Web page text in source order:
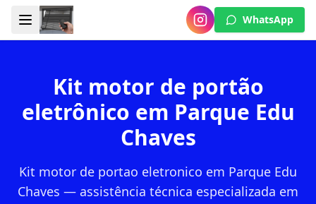
WhatsApp
Kit motor de portão
eletrônico em Parque Edu
Chaves
Kit motor de portao eletronico em Parque Edu
Chaves — assistência técnica especializada em